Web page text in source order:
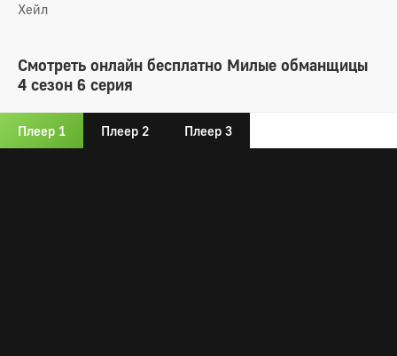
Хейл
Смотреть онлайн бесплатно Милые обманщицы
4 сезон 6 серия
Плеер 1 Плеер 2 Плеер 3